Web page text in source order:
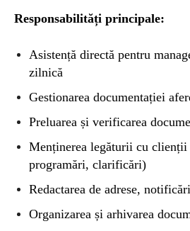
Responsabilități principale:
Asistență directă pentru
zilnică
Gestionarea documentației
Preluarea și verificarea
Menținerea legăturii cu
programări, clarificări)
Redactarea de adrese,
Organizarea și arhivarea